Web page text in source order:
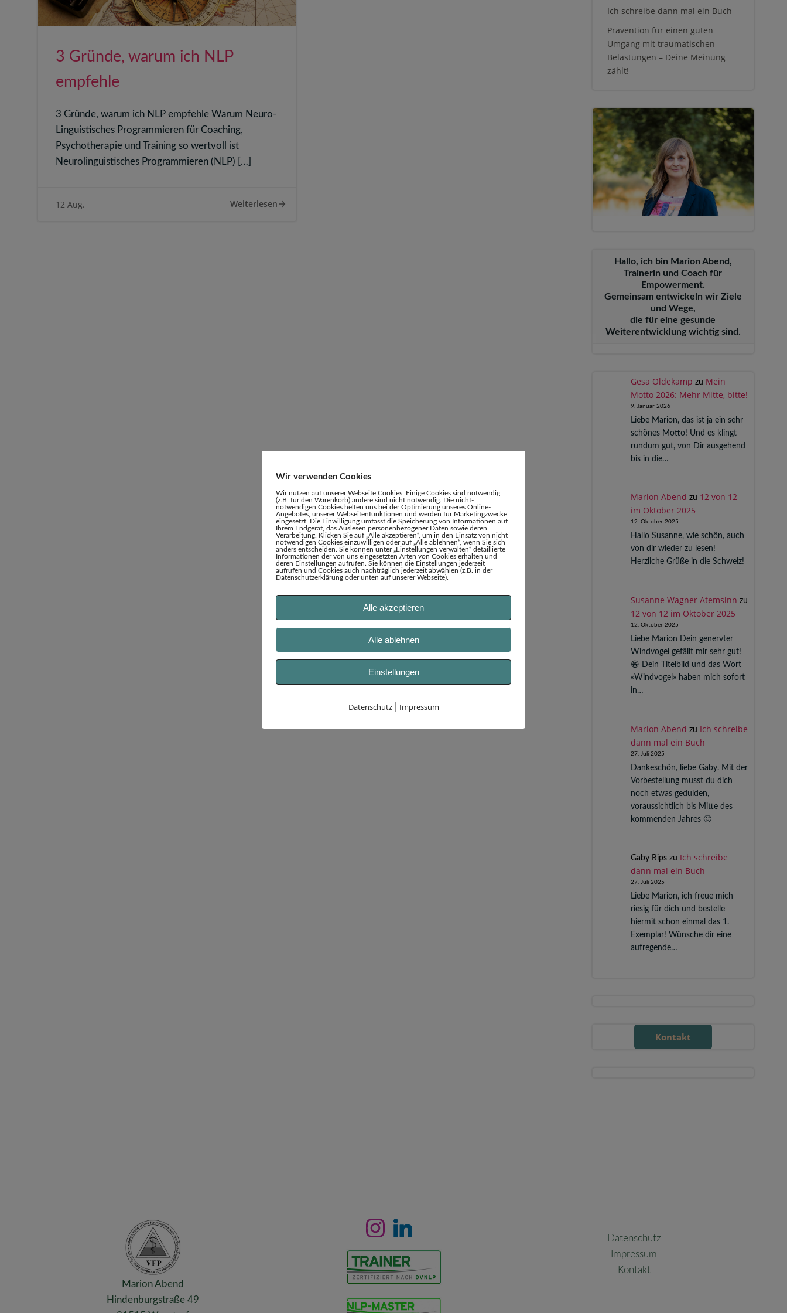
3 Gründe, warum ich NLP
empfehle
3 Gründe, warum ich NLP empfehle Warum Neuro-
Linguistisches Programmieren für Coaching,
Psychotherapie und Training so wertvoll ist
Neurolinguistisches Programmieren (NLP) […]
12 Aug. Weiterlesen
Ich schreibe dann mal ein Buch
Prävention für einen guten
Umgang mit traumatischen
Belastungen – Deine Meinung
zählt!
Hallo, ich bin Marion Abend,
Trainerin und Coach für
Empowerment.
Gemeinsam entwickeln wir Ziele
und Wege,
die für eine gesunde
Weiterentwicklung wichtig sind.
Gesa Oldekamp zu Mein
Motto 2026: Mehr Mitte, bitte!
9. Januar 2026
Liebe Marion, das ist ja ein sehr
schönes Motto! Und es klingt
rundum gut, von Dir ausgehend
bis in die…
Marion Abend zu 12 von 12
im Oktober 2025
12. Oktober 2025
Hallo Susanne, wie schön, auch
von dir wieder zu lesen!
Herzliche Grüße in die Schweiz!
Susanne Wagner Atemsinn zu
12 von 12 im Oktober 2025
12. Oktober 2025
Liebe Marion Dein genervter
Windvogel gefällt mir sehr gut!
😁 Dein Titelbild und das Wort
«Windvogel» haben mich sofort
in…
Marion Abend zu Ich schreibe
dann mal ein Buch
27. Juli 2025
Dankeschön, liebe Gaby. Mit der
Vorbestellung musst du dich
noch etwas gedulden,
voraussichtlich bis Mitte des
kommenden Jahres 🙂
Gaby Rips zu Ich schreibe
dann mal ein Buch
27. Juli 2025
Liebe Marion, ich freue mich
riesig für dich und bestelle
hiermit schon einmal das 1.
Exemplar! Wünsche dir eine
aufregende…
Kontakt
Marion Abend
Hindenburgstraße 49
Datenschutz
Impressum
Kontakt
Wir verwenden Cookies
Wir nutzen auf unserer Webseite Cookies. Einige Cookies sind notwendig
(z.B. für den Warenkorb) andere sind nicht notwendig. Die nicht-
notwendigen Cookies helfen uns bei der Optimierung unseres Online-
Angebotes, unserer Webseitenfunktionen und werden für Marketingzwecke
eingesetzt. Die Einwilligung umfasst die Speicherung von Informationen auf
Ihrem Endgerät, das Auslesen personenbezogener Daten sowie deren
Verarbeitung. Klicken Sie auf „Alle akzeptieren“, um in den Einsatz von nicht
notwendigen Cookies einzuwilligen oder auf „Alle ablehnen“, wenn Sie sich
anders entscheiden. Sie können unter „Einstellungen verwalten“ detaillierte
Informationen der von uns eingesetzten Arten von Cookies erhalten und
deren Einstellungen aufrufen. Sie können die Einstellungen jederzeit
aufrufen und Cookies auch nachträglich jederzeit abwählen (z.B. in der
Datenschutzerklärung oder unten auf unserer Webseite).
Alle akzeptieren
Alle ablehnen
Einstellungen
Datenschutz| Impressum